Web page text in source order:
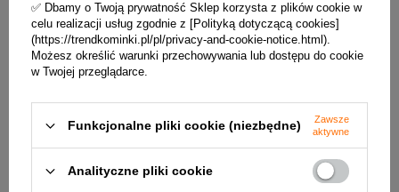
korpus ze stali gatunkowej – zapewnia
wysoką odporność temperaturową
radiatory wokół korpusu – zapewnia
większą powierzchnię grzewczą
ceramika żaroodporna – zapewnia
akumulację ciepła i lepszą termikę spalania
szczelna komora paleniskowa – wkład
energooszczędnych z rekuperacją
✅ Dbamy o Twoją prywatność Sklep korzysta z plików cookie w
celu realizacji usług zgodnie z [Polityką dotyczącą cookies]
(https://trendkominki.pl/pl/privacy-and-cookie-notice.html).
Możesz określić warunki przechowywania lub dostępu do cookie
w Twojej przeglądarce.
Funkcjonalne pliki cookie (niezbędne)
Zawsze
aktywne
Analityczne pliki cookie